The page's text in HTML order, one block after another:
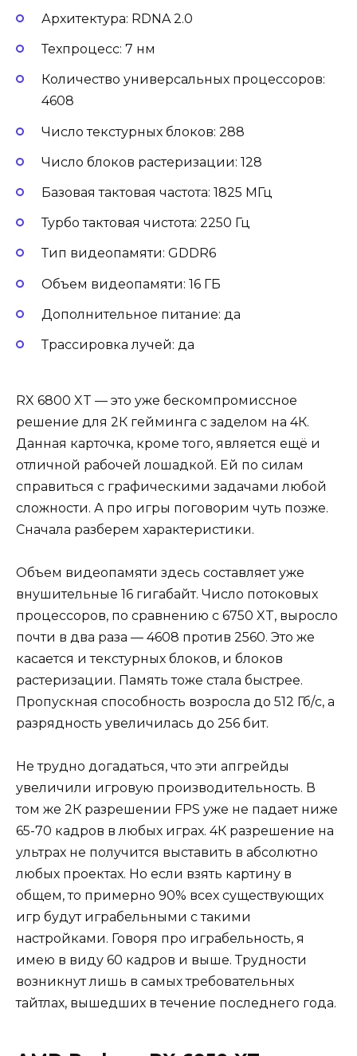
Архитектура: RDNA 2.0
Техпроцесс: 7 нм
Количество универсальных процессоров:
4608
Число текстурных блоков: 288
Число блоков растеризации: 128
Базовая тактовая частота: 1825 МГц
Турбо тактовая чистота: 2250 Гц
Тип видеопамяти: GDDR6
Объем видеопамяти: 16 ГБ
Дополнительное питание: да
Трассировка лучей: да
RX 6800 XT — это уже бескомпромиссное
решение для 2К гейминга с заделом на 4К.
Данная карточка, кроме того, является ещё и
отличной рабочей лошадкой. Ей по силам
справиться с графическими задачами любой
сложности. А про игры поговорим чуть позже.
Сначала разберем характеристики.
Объем видеопамяти здесь составляет уже
внушительные 16 гигабайт. Число потоковых
процессоров, по сравнению с 6750 XT, выросло
почти в два раза — 4608 против 2560. Это же
касается и текстурных блоков, и блоков
растеризации. Память тоже стала быстрее.
Пропускная способность возросла до 512 Гб/с, а
разрядность увеличилась до 256 бит.
Не трудно догадаться, что эти апгрейды
увеличили игровую производительность. В
том же 2К разрешении FPS уже не падает ниже
65-70 кадров в любых играх. 4К разрешение на
ультрах не получится выставить в абсолютно
любых проектах. Но если взять картину в
общем, то примерно 90% всех существующих
игр будут играбельными с такими
настройками. Говоря про играбельность, я
имею в виду 60 кадров и выше. Трудности
возникнут лишь в самых требовательных
тайтлах, вышедших в течение последнего года.